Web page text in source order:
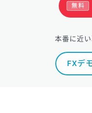
無料
本番に近
FXデ